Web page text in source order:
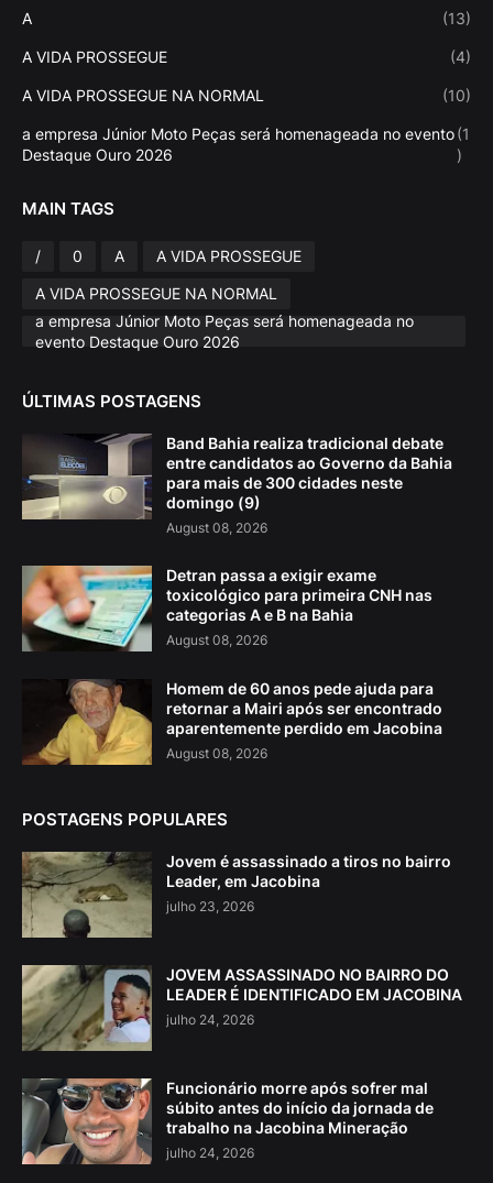
A (13)
A VIDA PROSSEGUE (4)
A VIDA PROSSEGUE NA NORMAL (10)
a empresa Júnior Moto Peças será homenageada no evento
Destaque Ouro 2026
(1
)
MAIN TAGS
/ 0 A
A VIDA PROSSEGUE
A VIDA PROSSEGUE NA NORMAL
a empresa Júnior Moto Peças será homenageada no
evento Destaque Ouro 2026
ÚLTIMAS POSTAGENS
Band Bahia realiza tradicional debate
entre candidatos ao Governo da Bahia
para mais de 300 cidades neste
domingo (9)
August 08, 2026
Detran passa a exigir exame
toxicológico para primeira CNH nas
categorias A e B na Bahia
August 08, 2026
Homem de 60 anos pede ajuda para
retornar a Mairi após ser encontrado
aparentemente perdido em Jacobina
August 08, 2026
POSTAGENS POPULARES
Jovem é assassinado a tiros no bairro
Leader, em Jacobina
julho 23, 2026
JOVEM ASSASSINADO NO BAIRRO DO
LEADER É IDENTIFICADO EM JACOBINA
julho 24, 2026
Funcionário morre após sofrer mal
súbito antes do início da jornada de
trabalho na Jacobina Mineração
julho 24, 2026